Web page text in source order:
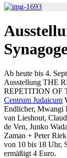
Ab heute bis 4.
Ausstellung THE
REPETITION OF
Centrum Judaicum
Endlicher, Mwangi
van Lieshout,
de Ven, Junko
Zaman + Peter
von 10 bis 18 Uhr,
ermäßigt 4 Euro.